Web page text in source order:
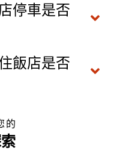
停車是否
飯店是否
的